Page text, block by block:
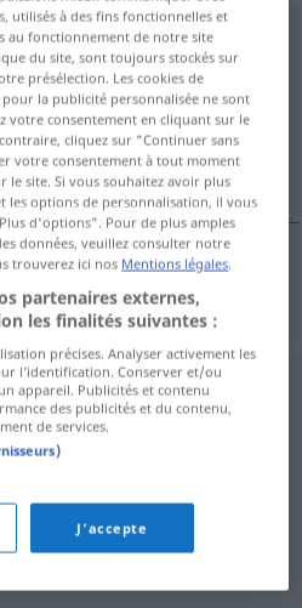
les traductions
sur/touchez la traduction)
utilisés à des fins fonctionnelles et
au fonctionnement de notre site
du site, sont toujours stockés sur
présélection. Les cookies de
la publicité personnalisée ne sont
votre consentement en cliquant sur le
cliquez sur "Continuer sans
votre consentement à tout moment
le site. Si vous souhaitez avoir plus
les options de personnalisation, il vous
d'options". Pour de plus amples
données, veuillez consulter notre
trouverez ici nos Mentions légales.
partenaires externes,
les finalités suivantes :
précises. Analyser activement les
l’identification. Conserver et/ou
appareil. Publicités et contenu
des publicités et du contenu,
de services.
J'accepte